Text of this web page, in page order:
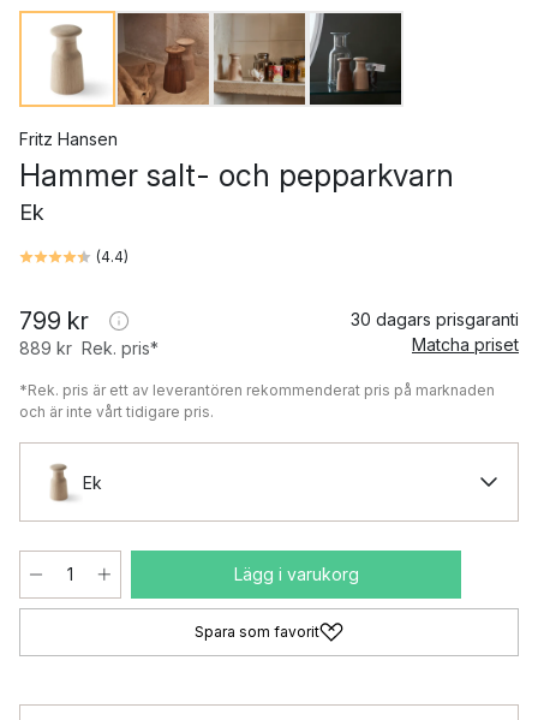
Fritz Hansen
Hammer salt- och pepparkvarn
Ek
(4.4)
799 kr
889 kr Rek. pris*
30 dagars prisgaranti
Matcha priset
*Rek. pris är ett av leverantören rekommenderat pris på marknaden
och är inte vårt tidigare pris.
Ek
Lägg i varukorg
Spara som favorit